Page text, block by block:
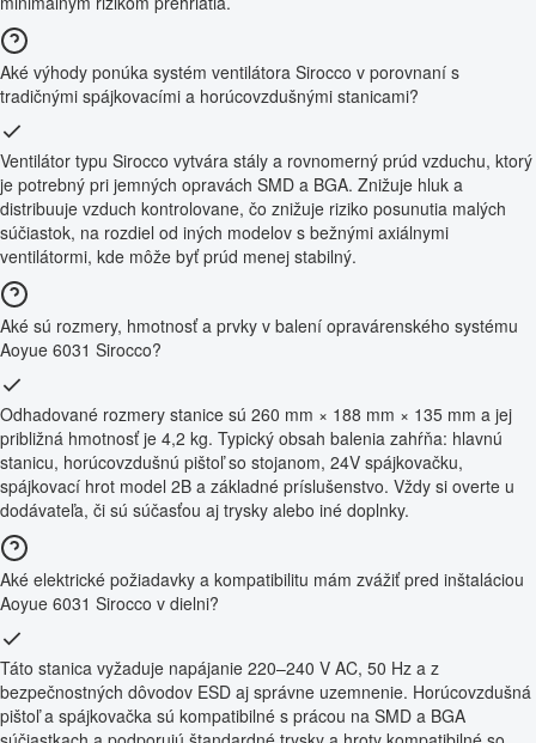
Aké výhody ponúka systém ventilátora Sirocco v porovnaní s
tradičnými spájkovacími a horúcovzdušnými stanicami?
Ventilátor typu Sirocco vytvára stály a rovnomerný prúd vzduchu, ktorý
je potrebný pri jemných opravách SMD a BGA. Znižuje hluk a
distribuuje vzduch kontrolovane, čo znižuje riziko posunutia malých
súčiastok, na rozdiel od iných modelov s bežnými axiálnymi
ventilátormi, kde môže byť prúd menej stabilný.
Aké sú rozmery, hmotnosť a prvky v balení opravárenského systému
Aoyue 6031 Sirocco?
Odhadované rozmery stanice sú 260 mm × 188 mm × 135 mm a jej
približná hmotnosť je 4,2 kg. Typický obsah balenia zahŕňa: hlavnú
stanicu, horúcovzdušnú pištoľ so stojanom, 24V spájkovačku,
spájkovací hrot model 2B a základné príslušenstvo. Vždy si overte u
dodávateľa, či sú súčasťou aj trysky alebo iné doplnky.
Aké elektrické požiadavky a kompatibilitu mám zvážiť pred inštaláciou
Aoyue 6031 Sirocco v dielni?
Táto stanica vyžaduje napájanie 220–240 V AC, 50 Hz a z
bezpečnostných dôvodov ESD aj správne uzemnenie. Horúcovzdušná
pištoľ a spájkovačka sú kompatibilné s prácou na SMD a BGA